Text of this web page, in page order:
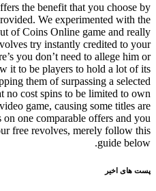
the benefit that you choose by
We experimented with the
of Coins Online game and really
try instantly credited to your
you don’t need to allege him or
it to be players to hold a lot of its
them of surpassing a selected
no cost spins to be limited to own
game, causing some titles are
one comparable offers and you
free revolves, merely follow this
guide below.
پست های اخیر